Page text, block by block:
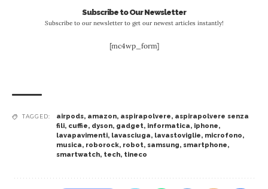
Subscribe to Our Newsletter
Subscribe to our newsletter to get our newest articles instantly!
[mc4wp_form]
TAGGED: airpods, amazon, aspirapolvere, aspirapolvere senza
fili, cuffie, dyson, gadget, informatica, iphone,
lavapavimenti, lavasciuga, lavastoviglie, microfono,
musica, roborock, robot, samsung, smartphone,
smartwatch, tech, tineco